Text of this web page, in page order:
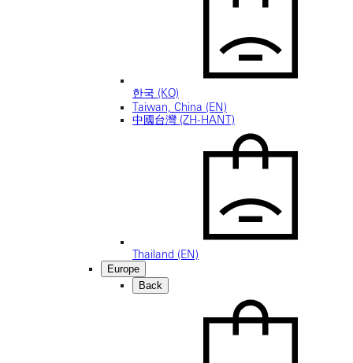
한국 (KO)
Taiwan, China (EN)
中國台灣 (ZH-HANT)
Thailand (EN)
Europe
Back